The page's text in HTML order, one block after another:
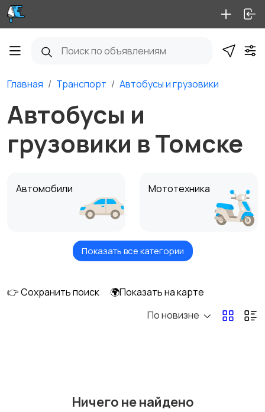
Главная Транспорт Автобусы и грузовики
Автобусы и
грузовики в Томске
Автомобили Мототехника
Спецтехника Автобусы и грузовики
Водный транспорт
Показать все категории
👉 Сохранить поиск
🌍Показать на карте
По новизне
Ничего не найдено